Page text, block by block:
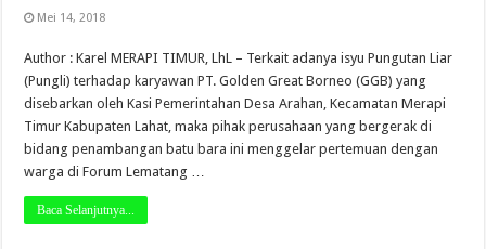
Mei 14, 2018
Author : Karel MERAPI TIMUR, LhL – Terkait adanya isyu Pungutan Liar
(Pungli) terhadap karyawan PT. Golden Great Borneo (GGB) yang
disebarkan oleh Kasi Pemerintahan Desa Arahan, Kecamatan Merapi
Timur Kabupaten Lahat, maka pihak perusahaan yang bergerak di
bidang penambangan batu bara ini menggelar pertemuan dengan
warga di Forum Lematang …
Baca Selanjutnya...